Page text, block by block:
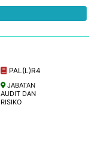
PAL(L)R4
JABATAN
AUDIT DAN
RISIKO